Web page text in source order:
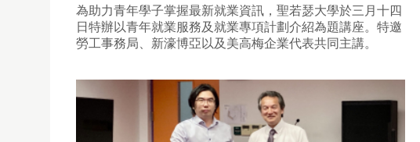
為助力青年學子掌握最新就業資訊，聖若瑟大學於三月十四
日特辦以青年就業服務及就業專項計劃介紹為題講座。特邀
勞工事務局、新濠博亞以及美高梅企業代表共同主講。